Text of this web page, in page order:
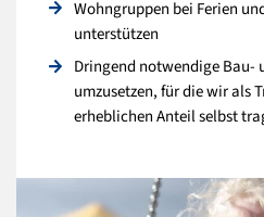
Wohngruppen bei Ferien
unterstützen
Dringend notwendige Bau-
umzusetzen, für die wir als
erheblichen Anteil selbst